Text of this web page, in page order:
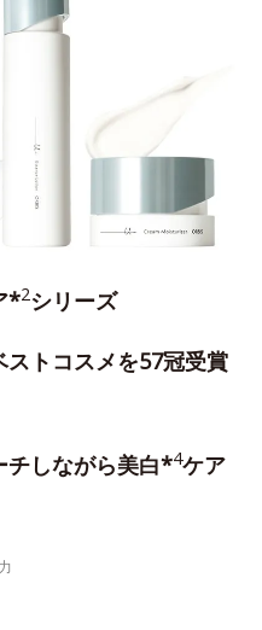
*2シリーズ
トコスメを57冠受賞
チしながら美白*4ケア